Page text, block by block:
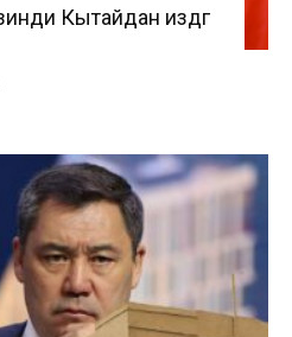
Кытайдан издөөгө